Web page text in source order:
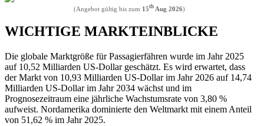
(Angebot gültig bis zum 15thAug 2026)
WICHTIGE MARKTEINBLICKE
Die globale Marktgröße für Passagierfähren wurde im Jahr 2025
auf 10,52 Milliarden US-Dollar geschätzt. Es wird erwartet, dass
der Markt von 10,93 Milliarden US-Dollar im Jahr 2026 auf 14,74
Milliarden US-Dollar im Jahr 2034 wächst und im
Prognosezeitraum eine jährliche Wachstumsrate von 3,80 %
aufweist. Nordamerika dominierte den Weltmarkt mit einem Anteil
von 51,62 % im Jahr 2025.